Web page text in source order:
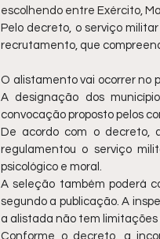
escolhendo entre Exército,
Pelo decreto, o serviço
recrutamento, que
O alistamento vai ocorrer no
A designação dos
convocação proposto pelos
De acordo com o decreto,
regulamentou o serviço
psicológico e moral.
A seleção também poderá
segundo a publicação. A
a alistada não tem
Conforme o decreto, a